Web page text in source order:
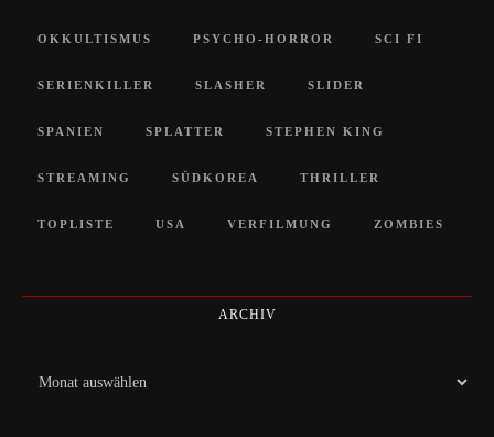
OKKULTISMUS PSYCHO-HORROR SCI FI
SERIENKILLER SLASHER SLIDER
SPANIEN SPLATTER STEPHEN KING
STREAMING SÜDKOREA THRILLER
TOPLISTE USA VERFILMUNG ZOMBIES
ARCHIV
Archiv